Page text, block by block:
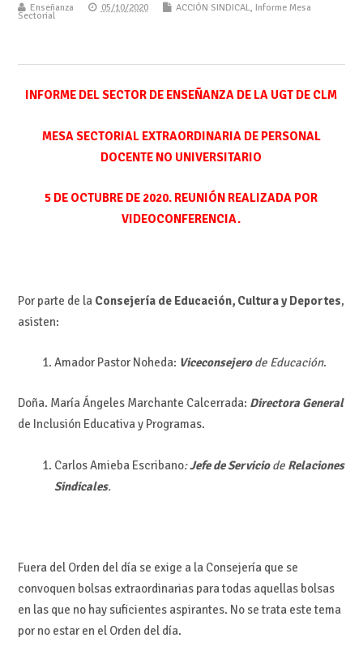
Enseñanza 05/10/2020 ACCIÓN SINDICAL, Informe Mesa
Sectorial
INFORME DEL SECTOR DE ENSEÑANZA DE LA UGT DE CLM
MESA SECTORIAL EXTRAORDINARIA DE PERSONAL
DOCENTE NO UNIVERSITARIO
5 DE OCTUBRE DE 2020. REUNIÓN REALIZADA POR
VIDEOCONFERENCIA.
Por parte de la Consejería de Educación, Cultura y Deportes,
asisten:
Amador Pastor Noheda: Viceconsejerode Educación.
Doña. María Ángeles Marchante Calcerrada: Directora General
de Inclusión Educativa y Programas.
Carlos Amieba Escribano:Jefe deServiciode Relaciones
Sindicales.
Fuera del Orden del día se exige a la Consejería que se
convoquen bolsas extraordinarias para todas aquellas bolsas
en las que no hay suficientes aspirantes. No se trata este tema
por no estar en el Orden del día.